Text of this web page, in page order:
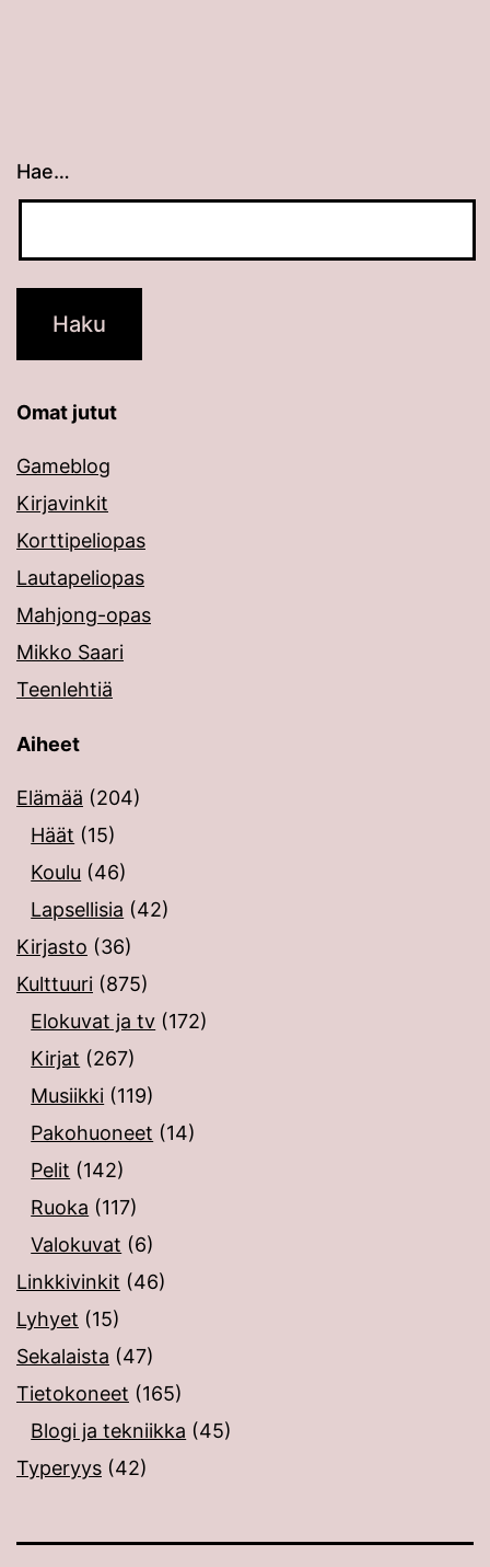
Hae…
Kun tuloksia tulee, voit selata niitä
Omat jutut
Gameblog
Kirjavinkit
Korttipeliopas
Lautapeliopas
Mahjong-opas
Mikko Saari
Teenlehtiä
Aiheet
Elämää (204)
Häät (15)
Koulu (46)
Lapsellisia (42)
Kirjasto (36)
Kulttuuri (875)
Elokuvat ja tv (172)
Kirjat (267)
Musiikki (119)
Pakohuoneet (14)
Pelit (142)
Ruoka (117)
Valokuvat (6)
Linkkivinkit (46)
Lyhyet (15)
Sekalaista (47)
Tietokoneet (165)
Blogi ja tekniikka (45)
Typeryys (42)